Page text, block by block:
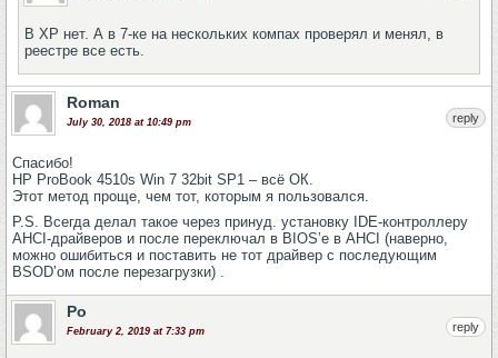
В XP нет. А в 7-ке на нескольких компах проверял и менял, в
реестре все есть.
Roman
July 30, 2018 at 10:49 pm
Спасибо!
HP ProBook 4510s Win 7 32bit SP1 – всё ОК.
Этот метод проще, чем тот, которым я пользовался.
P.S. Всегда делал такое через принуд. установку IDE-контроллеру
AHCI-драйверов и после переключал в BIOS’е в AHCI (наверно,
можно ошибиться и поставить не тот драйвер с последующим
BSOD’ом после перезагрузки) .
reply
Ро
February 2, 2019 at 7:33 pm reply